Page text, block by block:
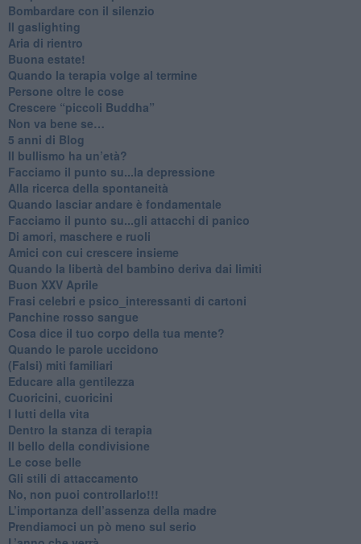
​Bombardare con il silenzio
Il gaslighting
Aria di rientro
Buona estate!
​Quando la terapia volge al termine
​Persone oltre le cose
​Crescere “piccoli Buddha”
Non va bene se…
​5 anni di Blog
​Il bullismo ha un’età?
Facciamo il punto su...la depressione
​Alla ricerca della spontaneità
​Quando lasciar andare è fondamentale
Facciamo il punto su...gli attacchi di panico
Di amori, maschere e ruoli
​Amici con cui crescere insieme
​Quando la libertà del bambino deriva dai limiti
Buon XXV Aprile
​Frasi celebri e psico_interessanti di cartoni
​Panchine rosso sangue
​Cosa dice il tuo corpo della tua mente?
​Quando le parole uccidono
​(Falsi) miti familiari
​Educare alla gentilezza
​Cuoricini, cuoricini
I lutti della vita
​Dentro la stanza di terapia
​Il bello della condivisione
Le cose belle
​Gli stili di attaccamento
No, non puoi controllarlo!!!
​L’importanza dell’assenza della madre
​Prendiamoci un pò meno sul serio